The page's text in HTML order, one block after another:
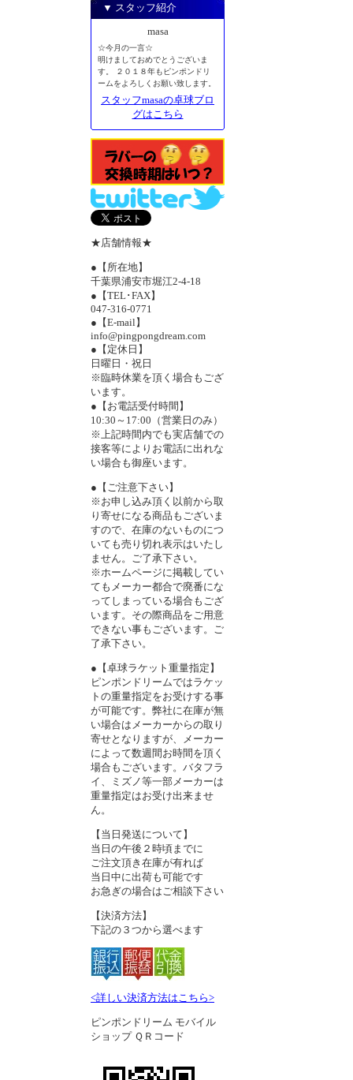
▼ スタッフ紹介
masa
☆今月の一言☆
明けましておめでとうございま
す。 ２０１８年もピンポンドリ
ームをよろしくお願い致します。
スタッフmasaの卓球ブロ
グはこちら
★店舗情報★
●【所在地】
千葉県浦安市堀江2-4-18
●【TEL･FAX】
047-316-0771
●【E-mail】
info@pingpongdream.com
●【定休日】
日曜日・祝日
※臨時休業を頂く場合もござ
います。
●【お電話受付時間】
10:30～17:00（営業日のみ）
※上記時間内でも実店舗での
接客等によりお電話に出れな
い場合も御座います。
●【ご注意下さい】
※お申し込み頂く以前から取
り寄せになる商品もございま
すので、在庫のないものにつ
いても売り切れ表示はいたし
ません。ご了承下さい。
※ホームページに掲載してい
てもメーカー都合で廃番にな
ってしまっている場合もござ
います。その際商品をご用意
できない事もございます。ご
了承下さい。
●【卓球ラケット重量指定】
ピンポンドリームではラケッ
トの重量指定をお受けする事
が可能です。弊社に在庫が無
い場合はメーカーからの取り
寄せとなりますが、メーカー
によって数週間お時間を頂く
場合もございます。バタフラ
イ、ミズノ等一部メーカーは
重量指定はお受け出来ませ
ん。
【当日発送について】
当日の午後２時頃までに
ご注文頂き在庫が有れば
当日中に出荷も可能です
お急ぎの場合はご相談下さい
【決済方法】
下記の３つから選べます
<詳しい決済方法はこちら>
ピンポンドリーム モバイル
ショップ ＱＲコード